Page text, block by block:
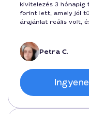
kivitelezés 3
forint lett, amely jól
árajánlat reális volt,
Petra C.